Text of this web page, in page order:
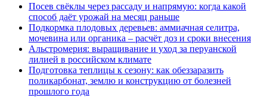
Посев свёклы через рассаду и напрямую: когда какой
способ даёт урожай на месяц раньше
Подкормка плодовых деревьев: аммиачная селитра,
мочевина или органика – расчёт доз и сроки внесения
Альстромерия: выращивание и уход за перуанской
лилией в российском климате
Подготовка теплицы к сезону: как обеззаразить
поликарбонат, землю и конструкцию от болезней
прошлого года